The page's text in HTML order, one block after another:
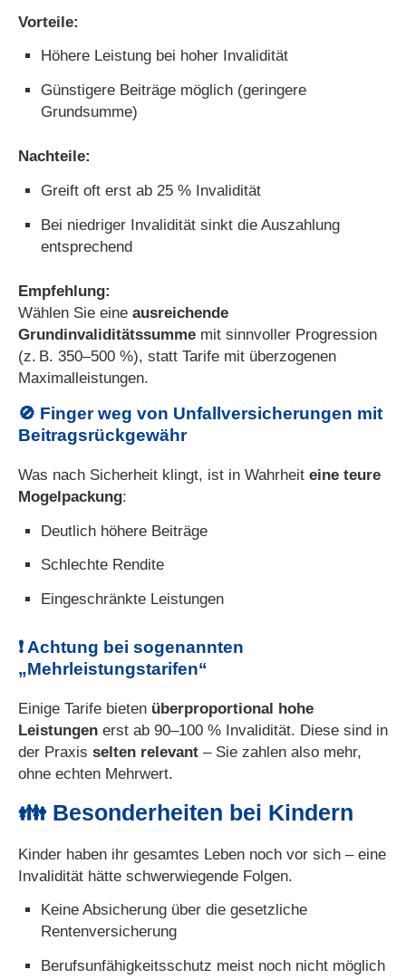
Vorteile:
Höhere Leistung bei hoher Invalidität
Günstigere Beiträge möglich (geringere
Grundsumme)
Nachteile:
Greift oft erst ab 25 % Invalidität
Bei niedriger Invalidität sinkt die Auszahlung
entsprechend
Empfehlung:
Wählen Sie eine ausreichende
Grundinvaliditätssumme mit sinnvoller Progression
(z. B. 350–500 %), statt Tarife mit überzogenen
Maximalleistungen.
🚫 Finger weg von Unfall­ver­si­che­rungen mit
Beitragsrückgewähr
Was nach Sicherheit klingt, ist in Wahrheit eine teure
Mogelpackung:
Deutlich höhere Beiträge
Schlechte Rendite
Eingeschränkte Leistungen
❗ Achtung bei sogenannten
„Mehrleistungstarifen“
Einige Tarife bieten überproportional hohe
Leistungen erst ab 90–100 % Invalidität. Diese sind in
der Praxis selten relevant – Sie zahlen also mehr,
ohne echten Mehrwert.
👪 Besonderheiten bei Kindern
Kinder haben ihr gesamtes Leben noch vor sich – eine
Invalidität hätte schwerwiegende Folgen.
Keine Absicherung über die gesetzliche
Rentenversicherung
Berufs­unfähig­keitsschutz meist noch nicht möglich